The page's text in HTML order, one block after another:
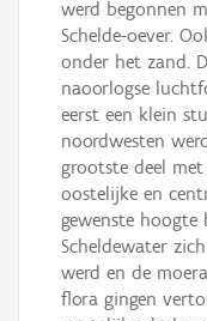
werd begonnen
Schelde-oever.
onder het zand.
naoorlogse
eerst een klein
noordwesten
grootste deel
oostelijke en
gewenste hoogte
Scheldewater
werd en de
flora gingen